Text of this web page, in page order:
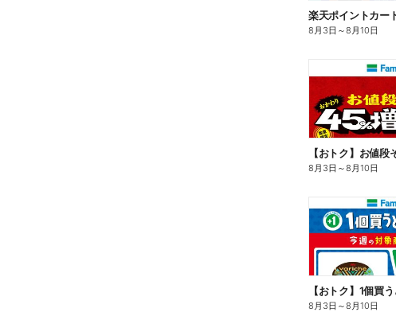
8月3日 ～8月10日
8月3日 ～8月10日
8月3日 ～8月10日